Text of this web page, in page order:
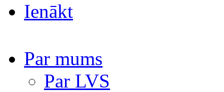
Ienākt
Par mums
Par LVS